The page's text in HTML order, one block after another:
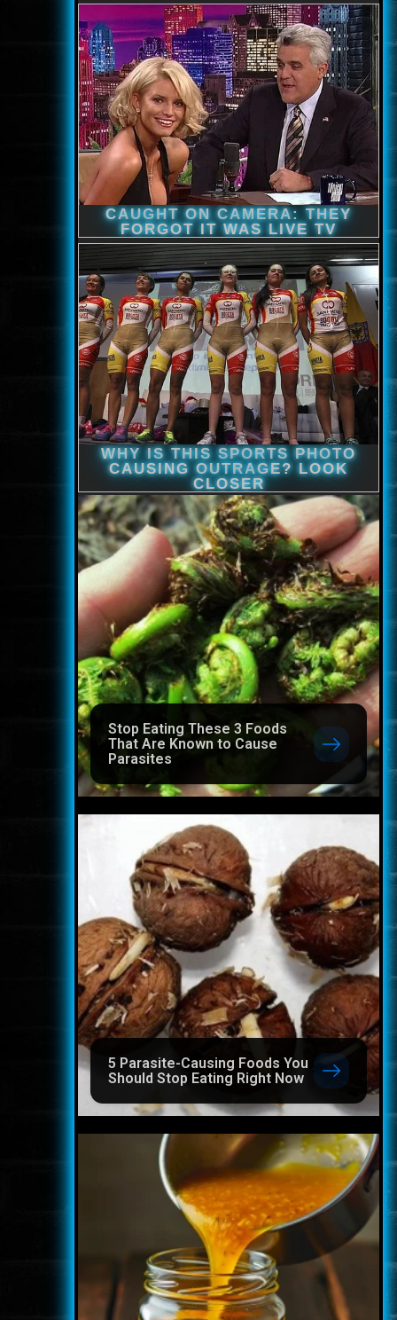
Stop Eating These 3 Foods
That Are Known to Cause
Parasites
5 Parasite-Causing Foods You
Should Stop Eating Right Now